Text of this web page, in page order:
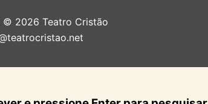
© 2026 Teatro Cristão